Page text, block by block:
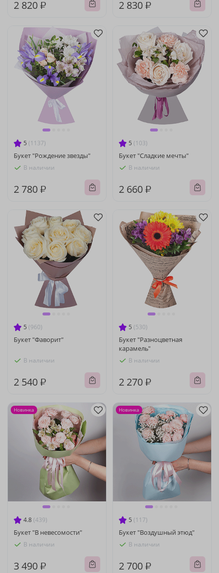
2 820 ₽ 2 830 ₽
5 (1137)
Букет "Рождение звезды"
В наличии
2 780 ₽
5 (103)
Букет "Сладкие мечты"
В наличии
2 660 ₽
5 (960)
Букет "Фаворит"
В наличии
2 540 ₽
5 (530)
Букет "Разноцветная
карамель"
В наличии
2 270 ₽
4.8 (439)
Букет "В невесомости"
В наличии
3 490 ₽
Новинка
5 (117)
Букет "Воздушный этюд"
В наличии
2 700 ₽
Новинка